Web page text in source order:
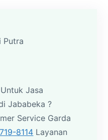
Putra
Jasa
Jababeka ?
Service Garda
8114 Layanan